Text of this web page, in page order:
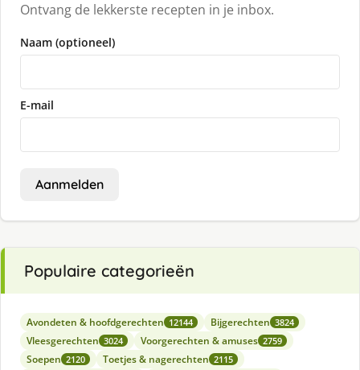
Ontvang de lekkerste recepten in je inbox.
Naam (optioneel)
E-mail
Aanmelden
Populaire categorieën
Avondeten & hoofdgerechten 12144 Bijgerechten 3824
Vleesgerechten 3024 Voorgerechten & amuses 2759
Soepen 2120 Toetjes & nagerechten 2115